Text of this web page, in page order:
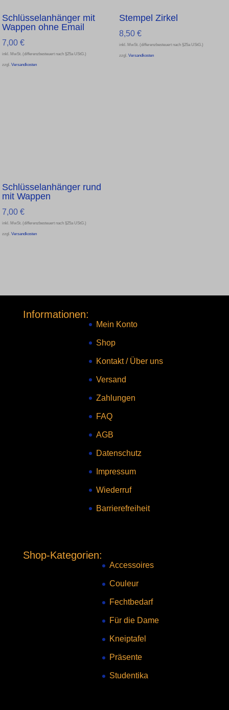
Schlüsselanhänger mit
Wappen ohne Email
7,00 €
inkl. MwSt. (differenzbesteuert nach §25a UStG.)
zzgl. Versandkosten
Stempel Zirkel
8,50 €
inkl. MwSt. (differenzbesteuert nach §25a UStG.)
zzgl. Versandkosten
Schlüsselanhänger rund
mit Wappen
7,00 €
inkl. MwSt. (differenzbesteuert nach §25a UStG.)
zzgl. Versandkosten
Informationen:
Mein Konto
Shop
Kontakt/ Über uns
Versand
Zahlungen
FAQ
AGB
Datenschutz
Impressum
Wiederruf
Barrierefreiheit
Shop-Kategorien:
Accessoires
Couleur
Fechtbedarf
Für die Dame
Kneiptafel
Präsente
Studentika